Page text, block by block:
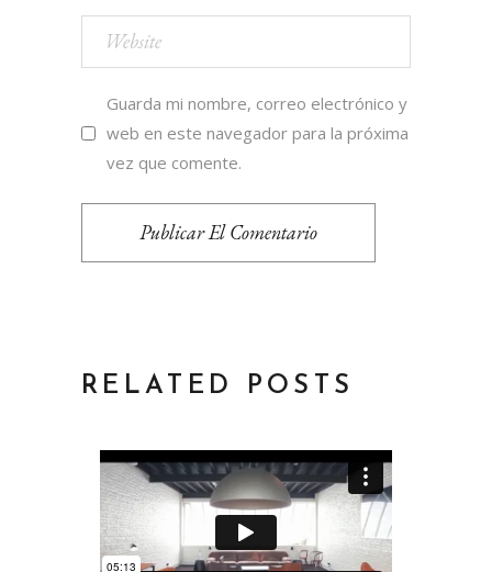
Guarda mi nombre, correo electrónico y
web en este navegador para la próxima
vez que comente.
Publicar El Comentario
RELATED POSTS